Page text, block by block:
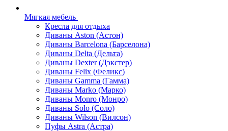
Мягкая мебель
Кресла для отдыха
Диваны Aston (Астон)
Диваны Barcelona (Барселона)
Диваны Delta (Дельта)
Диваны Dexter (Дэкстер)
Диваны Felix (Феликс)
Диваны Gamma (Гамма)
Диваны Marko (Марко)
Диваны Monro (Монро)
Диваны Solo (Соло)
Диваны Wilson (Вилсон)
Пуфы Astra (Астра)